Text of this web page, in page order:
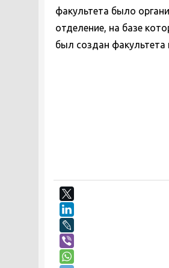
факультета было
отделение, на базе
был создан факультета